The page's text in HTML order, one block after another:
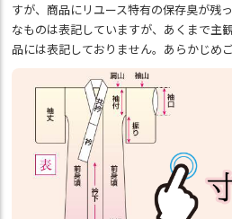
すが、商品にリユース特有の保存臭が残
なものは表記していますが、あくまで主
品には表記しておりません。あらかじめ